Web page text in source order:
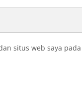
situs web saya